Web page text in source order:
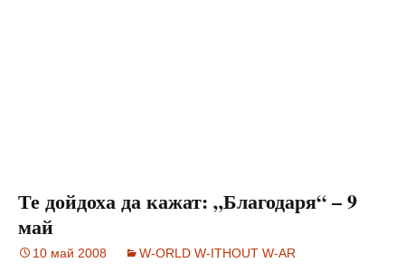
Те дойдоха да кажат: „Благодаря“ – 9
май
10 май 2008 W-ORLD W-ITHOUT W-AR